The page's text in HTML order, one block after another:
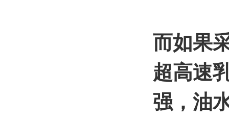
而如果
超高速
强，油